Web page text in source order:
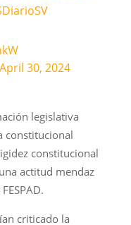
April 30, 2024
legislativa
constitucional
constitucional
actitud mendaz
criticado la